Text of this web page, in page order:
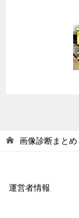
画像診断まとめ
運営者情報